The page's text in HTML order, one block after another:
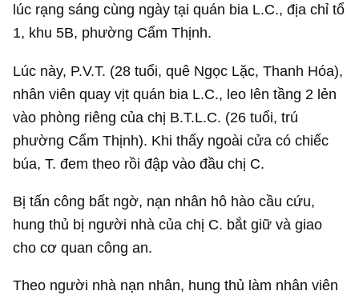
lúc rạng sáng cùng ngày tại quán bia L.C., địa chỉ tổ
1, khu 5B, phường Cẩm Thịnh.
Lúc này, P.V.T. (28 tuổi, quê Ngọc Lặc, Thanh Hóa),
nhân viên quay vịt quán bia L.C., leo lên tầng 2 lẻn
vào phòng riêng của chị B.T.L.C. (26 tuổi, trú
phường Cẩm Thịnh). Khi thấy ngoài cửa có chiếc
búa, T. đem theo rồi đập vào đầu chị C.
Bị tấn công bất ngờ, nạn nhân hô hào cầu cứu,
hung thủ bị người nhà của chị C. bắt giữ và giao
cho cơ quan công an.
Theo người nhà nạn nhân, hung thủ làm nhân viên